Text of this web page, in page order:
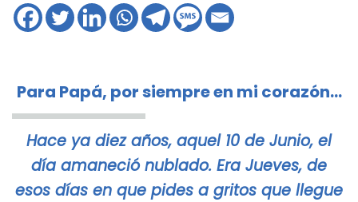
Para Papá, por siempre en mi corazón…
Hace ya diez años, aquel 10 de Junio, el
día amaneció nublado. Era Jueves, de
esos días en que pides a gritos que llegue